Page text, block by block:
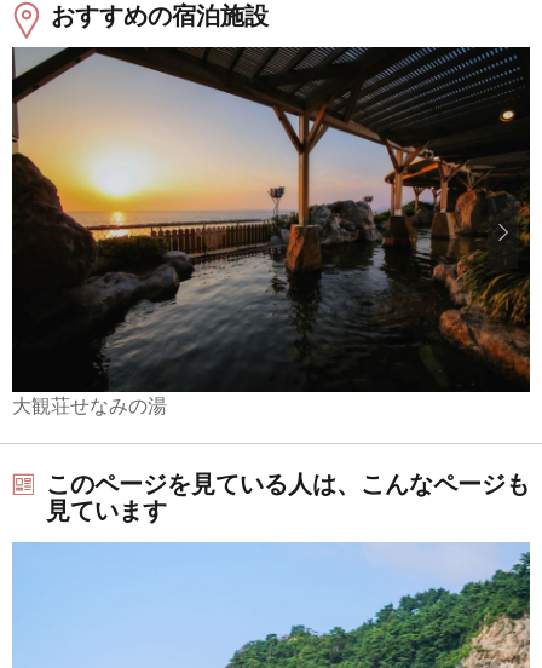
おすすめの宿泊施設
大観荘せなみの湯
このページを見ている人は、こんなページも
見ています